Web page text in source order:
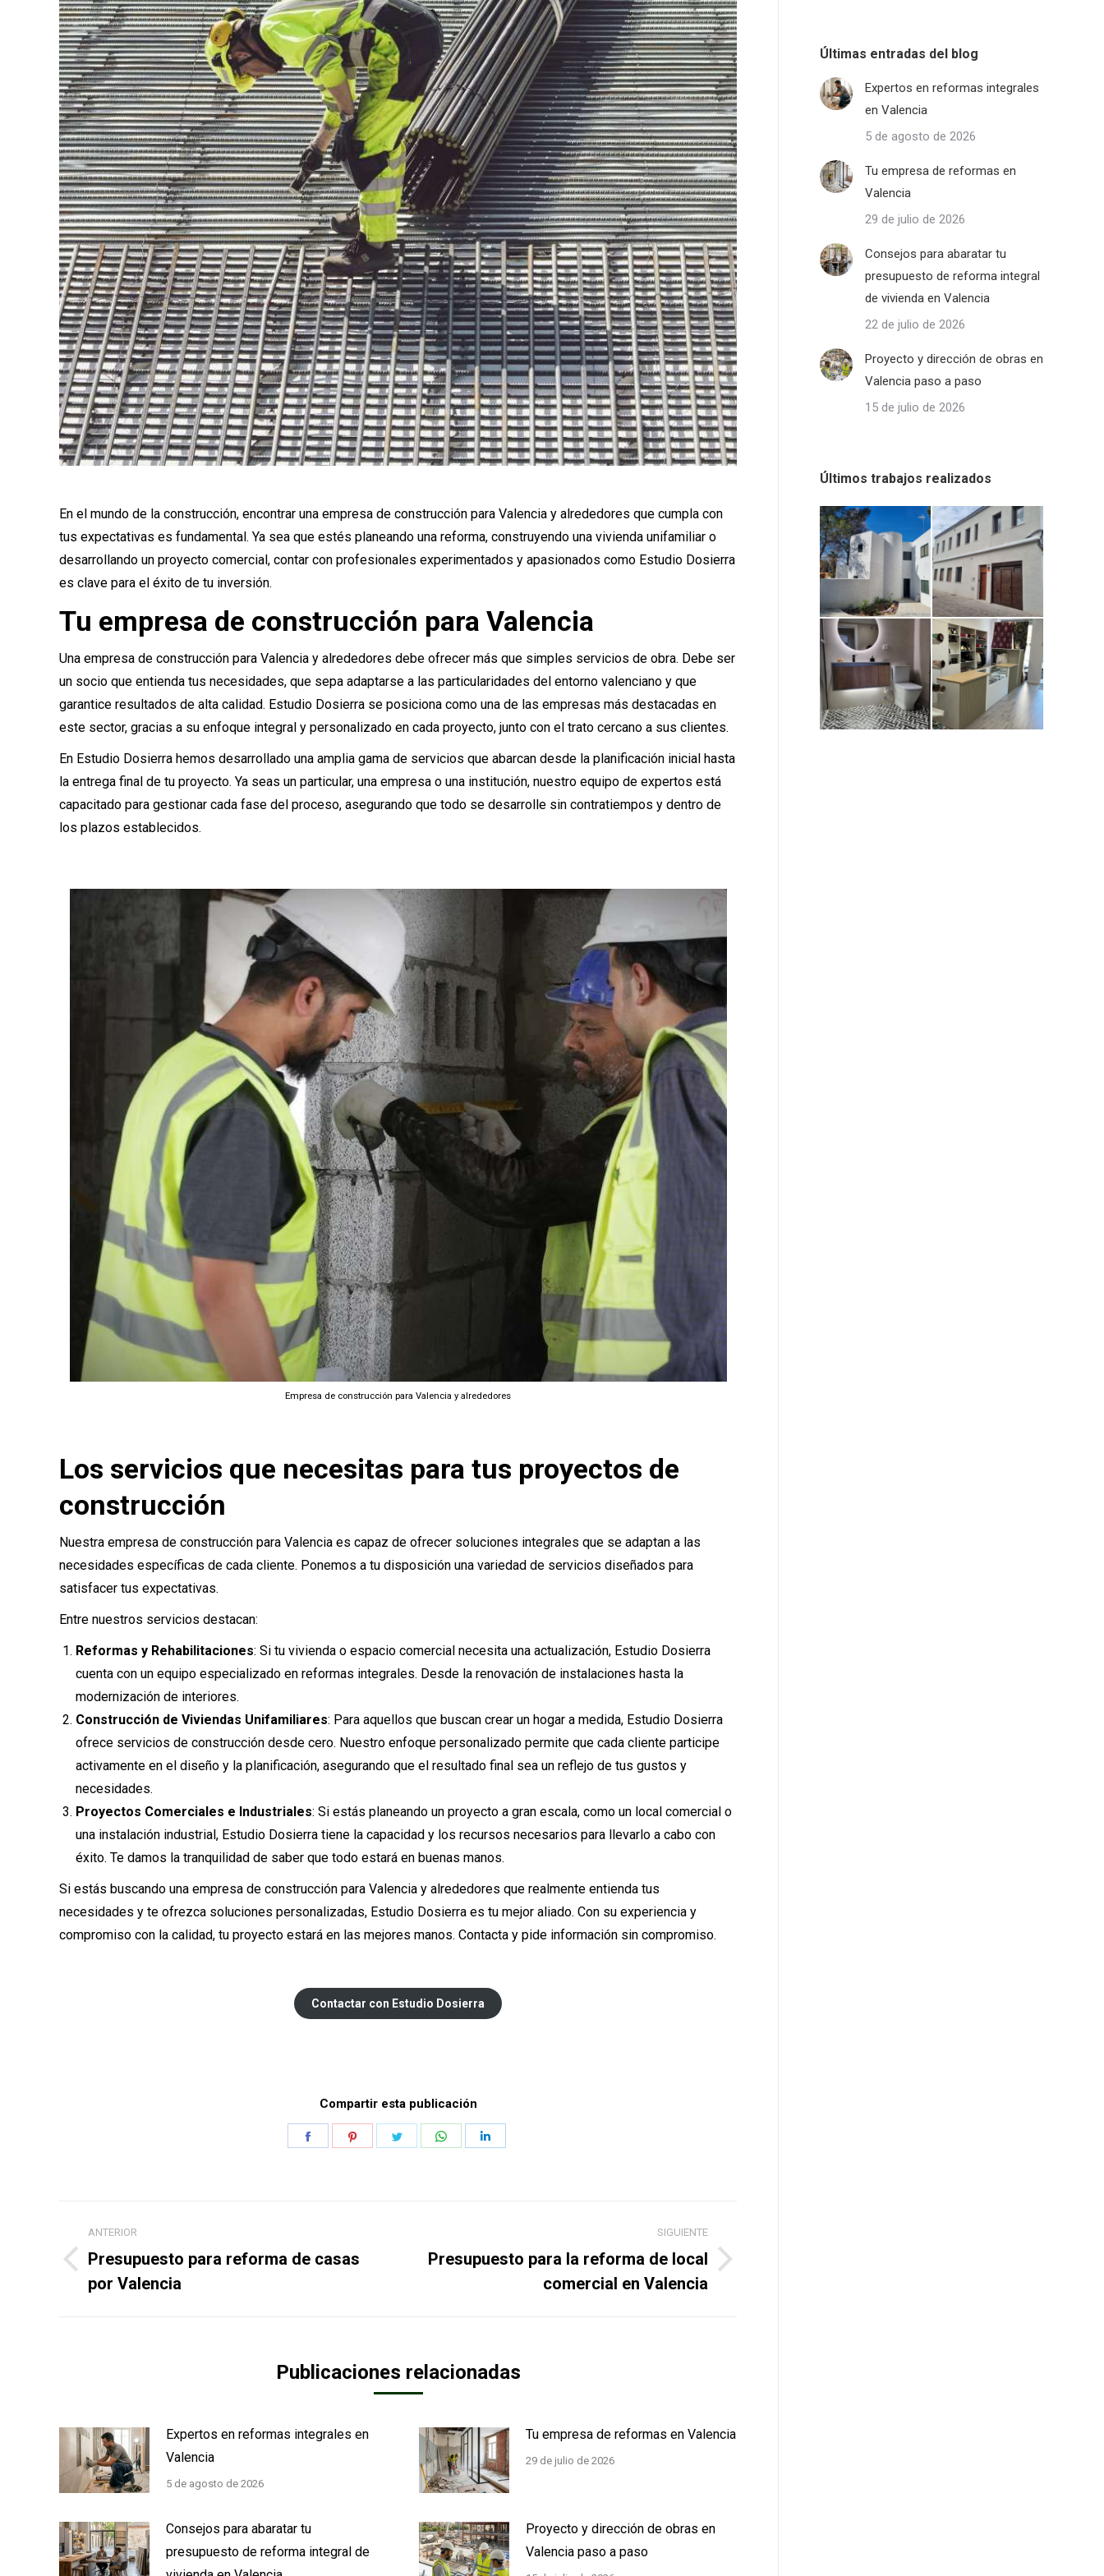
En el mundo de la construcción, encontrar una empresa de construcción para Valencia y alrededores que cumpla con
tus expectativas es fundamental. Ya sea que estés planeando una reforma, construyendo una vivienda unifamiliar o
desarrollando un proyecto comercial, contar con profesionales experimentados y apasionados como Estudio Dosierra
es clave para el éxito de tu inversión.
Tu empresa de construcción para Valencia
Una empresa de construcción para Valencia y alrededores debe ofrecer más que simples servicios de obra. Debe ser
un socio que entienda tus necesidades, que sepa adaptarse a las particularidades del entorno valenciano y que
garantice resultados de alta calidad. Estudio Dosierra se posiciona como una de las empresas más destacadas en
este sector, gracias a su enfoque integral y personalizado en cada proyecto, junto con el trato cercano a sus clientes.
En Estudio Dosierra hemos desarrollado una amplia gama de servicios que abarcan desde la planificación inicial hasta
la entrega final de tu proyecto. Ya seas un particular, una empresa o una institución, nuestro equipo de expertos está
capacitado para gestionar cada fase del proceso, asegurando que todo se desarrolle sin contratiempos y dentro de
los plazos establecidos.
Empresa de construcción para Valencia y alrededores
Los servicios que necesitas para tus proyectos de
construcción
Nuestra empresa de construcción para Valencia es capaz de ofrecer soluciones integrales que se adaptan a las
necesidades específicas de cada cliente. Ponemos a tu disposición una variedad de servicios diseñados para
satisfacer tus expectativas.
Entre nuestros servicios destacan:
Reformas y Rehabilitaciones: Si tu vivienda o espacio comercial necesita una actualización, Estudio Dosierra
cuenta con un equipo especializado en reformas integrales. Desde la renovación de instalaciones hasta la
modernización de interiores.
Construcción de Viviendas Unifamiliares: Para aquellos que buscan crear un hogar a medida, Estudio Dosierra
ofrece servicios de construcción desde cero. Nuestro enfoque personalizado permite que cada cliente participe
activamente en el diseño y la planificación, asegurando que el resultado final sea un reflejo de tus gustos y
necesidades.
Proyectos Comerciales e Industriales: Si estás planeando un proyecto a gran escala, como un local comercial o
una instalación industrial, Estudio Dosierra tiene la capacidad y los recursos necesarios para llevarlo a cabo con
éxito. Te damos la tranquilidad de saber que todo estará en buenas manos.
Si estás buscando una empresa de construcción para Valencia y alrededores que realmente entienda tus
necesidades y te ofrezca soluciones personalizadas, Estudio Dosierra es tu mejor aliado. Con su experiencia y
compromiso con la calidad, tu proyecto estará en las mejores manos. Contacta y pide información sin compromiso.
Contactar con Estudio Dosierra
Compartir esta publicación
Share
Share
entre
publicaciones
ANTERIOR
Publicación
anterior:
Presupuesto para reforma de casas
por Valencia
SIGUIENTE
Publicación
Presupuesto para la reforma de local
comercial en Valencia
Publicaciones relacionadas
Expertos en reformas integrales en
Valencia
5 de agosto de 2026
Tu empresa de reformas en Valencia
29 de julio de 2026
Consejos para abaratar tu
presupuesto de reforma integral de
Proyecto y dirección de obras en
Valencia paso a paso
Últimas entradas del blog
Expertos en reformas integrales
en Valencia
5 de agosto de 2026
Tu empresa de reformas en
Valencia
29 de julio de 2026
Consejos para abaratar tu
presupuesto de reforma integral
de vivienda en Valencia
22 de julio de 2026
Proyecto y dirección de obras en
Valencia paso a paso
15 de julio de 2026
Últimos trabajos realizados